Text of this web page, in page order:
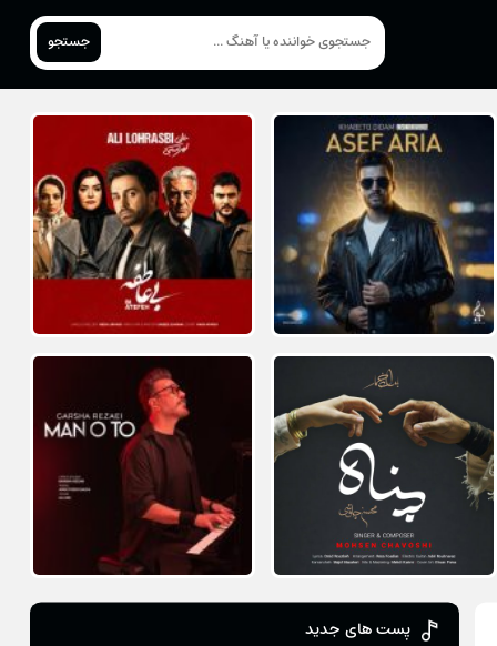
جستجو
پست های جدید